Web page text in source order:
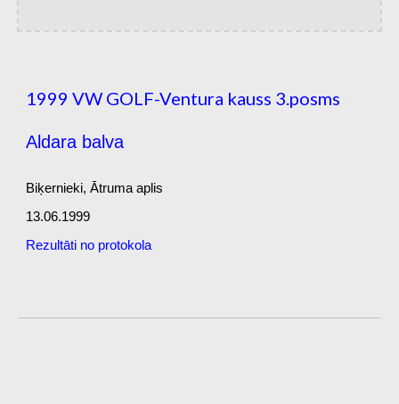
1999 VW GOLF-Ventura kauss 3 .posms
Aldara balva
Biķernieki, Ātruma aplis
13.06.1999
Rezultāti no protokola